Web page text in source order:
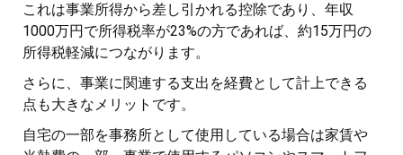
これは事業所得から差し引かれる控除であり、年収
1000万円で所得税率が23%の方であれば、約15万円の
所得税軽減につながります。
さらに、事業に関連する支出を経費として計上できる
点も大きなメリットです。
自宅の一部を事務所として使用している場合は家賃や